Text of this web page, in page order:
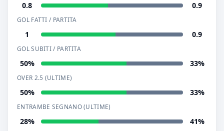
0.8 0.9
GOL FATTI / PARTITA
1 0.9
GOL SUBITI / PARTITA
50% 33%
OVER 2.5 (ULTIME)
50% 33%
ENTRAMBE SEGNANO (ULTIME)
28% 41%